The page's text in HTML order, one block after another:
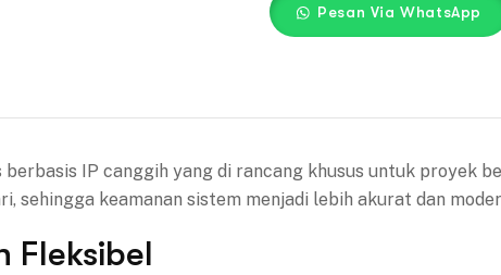
Pesan Via WhatsApp
IP canggih yang di rancang khusus untuk proyek
sehingga keamanan sistem menjadi lebih akurat dan
Fleksibel